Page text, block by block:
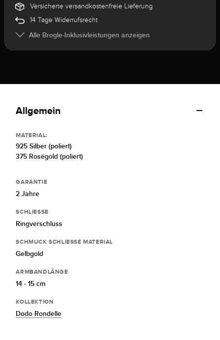
Versicherte versandkostenfreie Lieferung
14 Tage Widerrufsrecht
Alle Brogle-Inklusivleistungen anzeigen
Allgemein
MATERIAL:
925 Silber (poliert)
375 Roségold (poliert)
GARANTIE
2 Jahre
SCHLIESSE
Ringverschluss
SCHMUCK SCHLIESSE MATERIAL
Gelbgold
ARMBANDLÄNGE
14 - 15 cm
KOLLEKTION
Dodo Rondelle